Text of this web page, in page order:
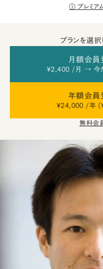
プレミア
プランを選択
月額会員
¥2,400 /月 → 今だ
年額会員
¥24,000 /年
無料会